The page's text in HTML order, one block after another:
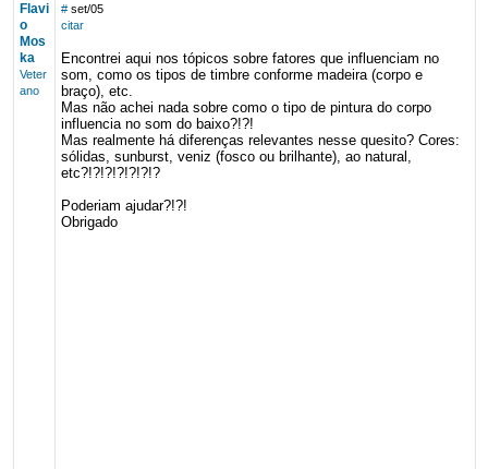
Flavi
o
Mos
ka
Veter
ano
# set/05
citar
Encontrei aqui nos tópicos sobre fatores que influenciam no
som, como os tipos de timbre conforme madeira (corpo e
braço), etc.
Mas não achei nada sobre como o tipo de pintura do corpo
influencia no som do baixo?!?!
Mas realmente há diferenças relevantes nesse quesito? Cores:
sólidas, sunburst, veniz (fosco ou brilhante), ao natural,
etc?!?!?!?!?!?!?
Poderiam ajudar?!?!
Obrigado